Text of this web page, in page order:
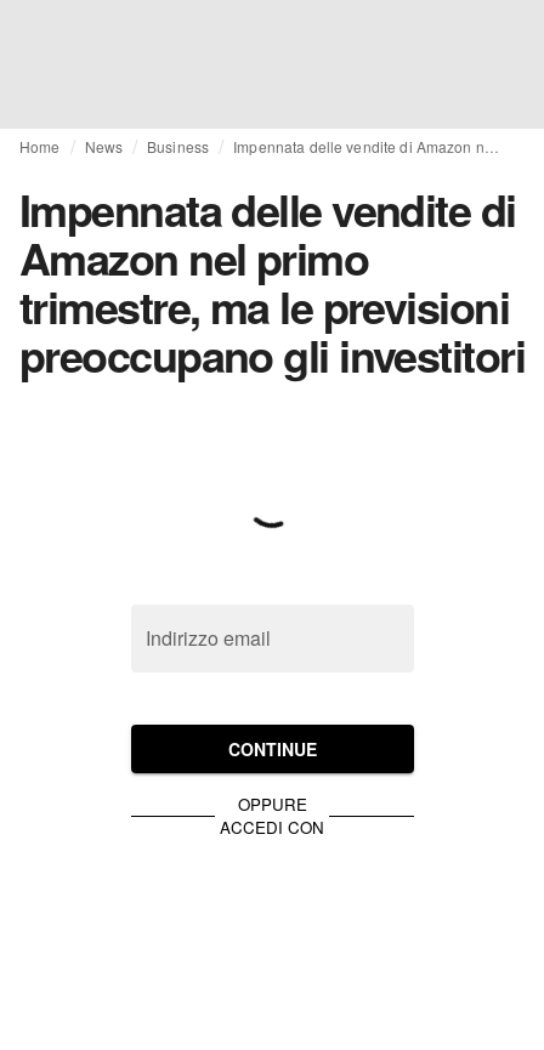
Home News Business
Impennata delle vendite di
Amazon nel primo
trimestre, ma le previsioni
preoccupano gli investitori
Indirizzo email
CONTINUE
OPPURE
ACCEDI CON